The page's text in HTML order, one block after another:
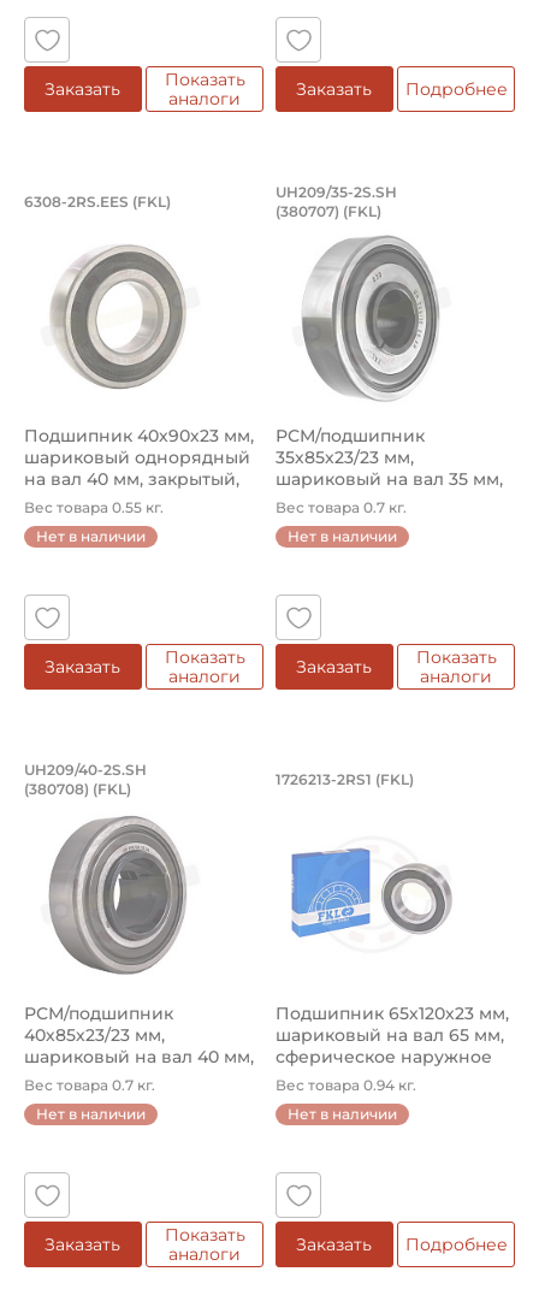
Заказать
Показать
аналоги
Заказать Подробнее
Подшипник 40х90х23 мм, шариковый
Подшипник 6308-2RS.EES FKL шариковый на вал 40 мм.
6308-2RS.EES (FKL)
Подшипник 40х90х23 мм,
шариковый однорядный
на вал 40 мм, закрытый,
сфе...
Вес товара 0.55 кг.
Нет в наличии
Заказать
Показать
аналоги
РСМ/подшипник
Подшипник UH209/35-
UH209/35-2S.SH
(380707) (FKL)
РСМ/подшипник
35х85х23/23 мм,
шариковый на вал 35 мм,
цилиндрическое на...
Вес товара 0.7 кг.
Нет в наличии
Заказать
Показать
аналоги
РСМ/подшипник 40х85х23/23 мм,
Подшипник UH209/40-2S.SH (380708) FKL, шариковый
UH209/40-2S.SH
(380708) (FKL)
РСМ/подшипник
40х85х23/23 мм,
шариковый на вал 40 мм,
цилиндрическое на...
Вес товара 0.7 кг.
Нет в наличии
Заказать
Показать
аналоги
Подшипник
1726213-2RS1 (FKL)
Подшипник 65х120х23 мм,
шариковый на вал 65 мм,
сферическое наружное
ко...
Вес товара 0.94 кг.
Нет в наличии
Заказать Подробнее